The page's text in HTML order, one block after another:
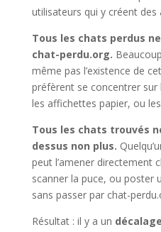
utilisateurs qui y créent
Tous les chats perdus
chat-perdu.org.
même pas l’existence de
préfèrent se concentrer sur
les affichettes papier, ou
Tous les chats trouvés
dessus non plus.
peut l’amener directement
scanner la puce, ou poster
sans passer par chat-
Résultat : il y a un